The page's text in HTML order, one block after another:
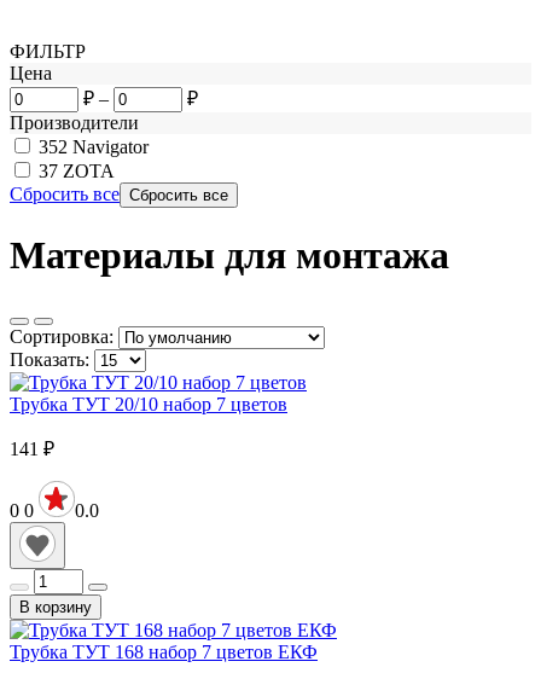
ФИЛЬТР
Цена
₽ –
₽
Производители
352 Navigator
37 ZOTA
Сбросить все
Материалы для монтажа
Сортировка:
Показать:
Трубка ТУТ 20/10 набор 7 цветов
141 ₽
0 0 0.0
В корзину
Трубка ТУТ 168 набор 7 цветов ЕКФ